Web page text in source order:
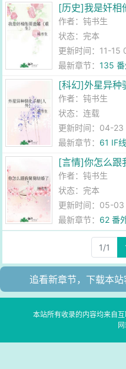
[历史]我是奸相
作者：钝书生
状态：完本
更新时间：11-15
最新章节：135
[科幻]外星异种
作者：钝书生
状态：连载
更新时间：04-
最新章节： 61 IF
[言情]你怎么跟
作者：钝书生
状态：完本
更新时间：05-03
最新章节： 62 番
1/1
追看新章节，下载本
本站所有收录的内容均来自